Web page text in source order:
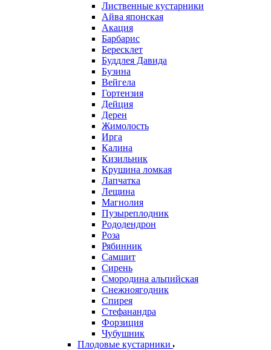
Лиственные кустарники
Айва японская
Акация
Барбарис
Бересклет
Буддлея Давида
Бузина
Вейгела
Гортензия
Дейция
Дерен
Жимолость
Ирга
Калина
Кизильник
Крушина ломкая
Лапчатка
Лещина
Магнолия
Пузыреплодник
Рододендрон
Роза
Рябинник
Самшит
Сирень
Смородина альпийская
Снежноягодник
Спирея
Стефанандра
Форзиция
Чубушник
Плодовые кустарники